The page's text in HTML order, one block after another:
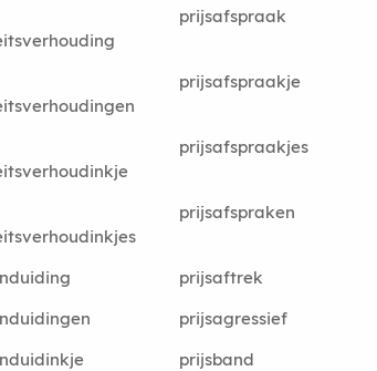
prijsafspraak
prijsafspraakje
prijsafspraakjes
prijsafspraken
prijsaftrek
prijsagressief
prijsband